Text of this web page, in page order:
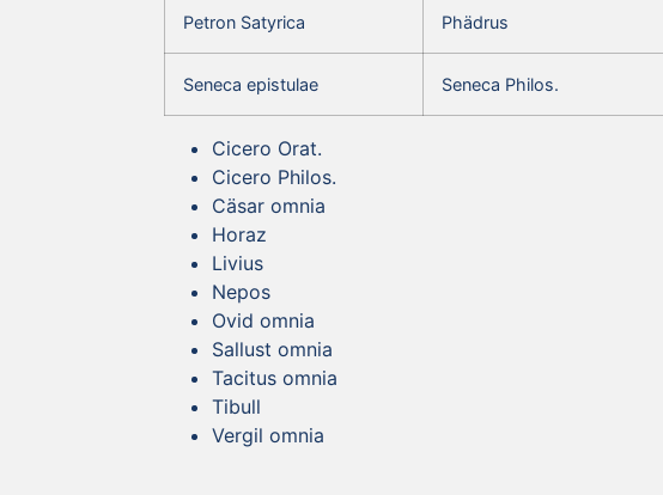
Petron Satyrica Phädrus
Seneca epistulae Seneca Philos.
Cicero Orat.
Cicero Philos.
Cäsar omnia
Horaz
Livius
Nepos
Ovid omnia
Sallust omnia
Tacitus omnia
Tibull
Vergil omnia